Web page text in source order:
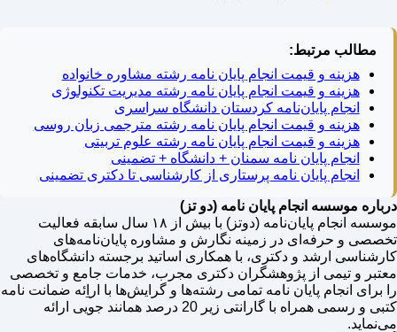
مطالب مرتبط:
هزینه و قیمت انجام پایان نامه رشته مشاوره خانواده
هزینه و قیمت انجام پایان نامه رشته مدیریت تکنولوژی
انجام پایان‌نامه کردستان دانشگاه سراسری
هزینه و قیمت انجام پایان نامه رشته مترجمی زبان روسی
هزینه و قیمت انجام پایان نامه رشته علوم تربیتی
انجام پایان نامه سمنان + دانشگاه + تضمینی
انجام پایان نامه پرستاری از کارشناسی تا دکتری تضمینی
درباره موسسه انجام پایان نامه (دو تز)
موسسه انجام پایان‌نامه (دوتز) با بیش از ۱۸ سال سابقه فعالیت
تخصصی و حرفه‌ای در زمینه نگارش و مشاوره پایان‌نامه‌های
کارشناسی ارشد و دکتری، با همکاری اساتید برجسته دانشگاه‌های
معتبر و تیمی از پژوهشگران دکتری مجرب، خدمات جامع و تخصصی
را برای انجام پایان نامه تمامی رشته‌ها و گرایش‌ها با اراِئه ضمانت نامه
کتبی و رسمی همراه با گارانتی زیر 20 درصد همانند جویی ارائه
می‌نماید.